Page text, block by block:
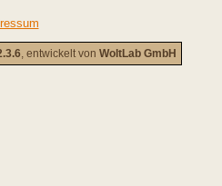
, entwickelt von WoltLab GmbH